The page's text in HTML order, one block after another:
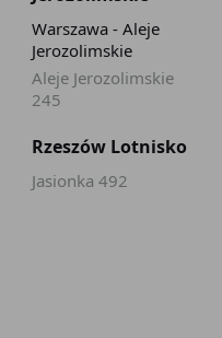
Warszawa - Aleje
Jerozolimskie
Aleje Jerozolimskie
245
Rzeszów Lotnisko
Jasionka 492